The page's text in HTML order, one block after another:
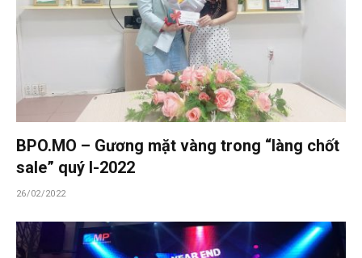
BPO.MO – Gương mặt vàng trong “làng chốt
sale” quý I-2022
26/02/2022